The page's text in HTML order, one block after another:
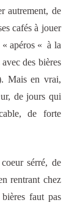
autrement, de
cafés à jouer
« apéros « à la
des bières
Mais en vrai,
de jours qui
de forte
sérré, de
rentrant chez
faut pas